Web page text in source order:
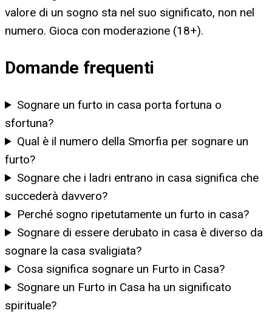
valore di un sogno sta nel suo significato, non nel
numero. Gioca con moderazione (18+).
Domande frequenti
Sognare un furto in casa porta fortuna o
sfortuna?
Qual è il numero della Smorfia per sognare un
furto?
Sognare che i ladri entrano in casa significa che
succederà davvero?
Perché sogno ripetutamente un furto in casa?
Sognare di essere derubato in casa è diverso da
sognare la casa svaligiata?
Cosa significa sognare un Furto in Casa?
Sognare un Furto in Casa ha un significato
spirituale?